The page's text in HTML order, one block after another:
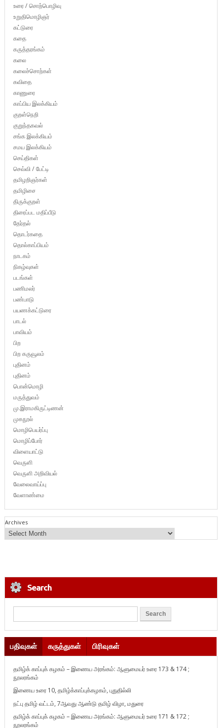
உரை / சொற்பொழிவு
உறுதிமொழிஞர்
கட்டுரை
கதை
கருத்தரங்கம்
கலை
கலைச்சொற்கள்
கவிதை
காணுரை
காப்பிய இலக்கியம்
குறள்நெறி
குறுந்தகவல்
சங்க இலக்கியம்
சமய இலக்கியம்
செய்திகள்
செவ்வி / பேட்டி
தமிழறிஞர்கள்
தமிழிசை
திருக்குறள்
திரைப்பட மதிப்பீடு
தேர்தல்
தொடர்கதை
தொல்காப்பியம்
நாடகம்
நிகழ்வுகள்
படங்கள்
பணிமலர்
பண்பாடு
பயணக்கட்டுரை
பாடல்
பாவியம்
பிற
பிற கருவூலம்
புதினம்
புதினம்
பொன்மொழி
மருத்துவம்
மு.இராமகிருட்டிணன்
முகநூல்
மொழிபெயர்ப்பு
மொழிப்போர்
விளையாட்டு
வெருளி
வெருளி அறிவியல்
வேலைவாய்ப்பு
வேளாண்மை
Archives
Search
பதிவுகள் கருத்துகள் பிரிவுகள்
தமிழ்க் காப்புக் கழகம் – இணைய அரங்கம்: ஆளுமையர் உரை 173 & 174 ;
நூலரங்கம்
இணைய உரை 10, தமிழ்க்காப்புக்கழகம், புதுதில்லி
நட்பு தமிழ் வட்டம், 7ஆவது ஆண்டு தமிழ் விழா, மதுரை
தமிழ்க் காப்புக் கழகம் – இணைய அரங்கம்: ஆளுமையர் உரை 171 & 172 ;
நூலரங்கம்